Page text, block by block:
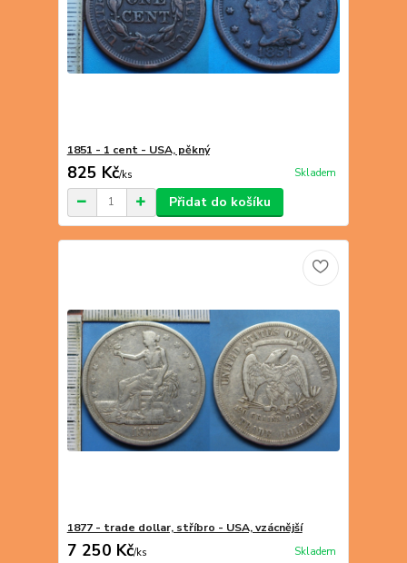
1851 - 1 cent - USA, pěkný
825 Kč/ks Skladem
Přidat do košíku
1877 - trade dollar, stříbro - USA, vzácnější
7 250 Kč/ks Skladem